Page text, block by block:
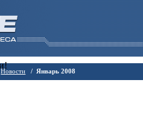
Новости / Январь 2008